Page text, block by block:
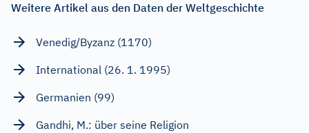
Weitere Artikel aus den Daten der Weltgeschichte
Venedig/Byzanz (1170)
International (26. 1. 1995)
Germanien (99)
Gandhi, M.: über seine Religion